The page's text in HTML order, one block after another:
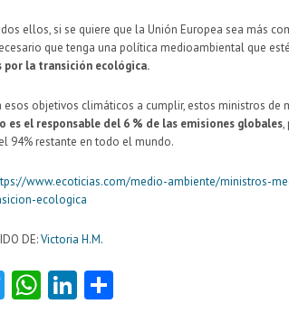
ellos, si se quiere que la Unión Europea sea más
que tenga una política medioambiental que
por la transición ecológica.
esos objetivos climáticos a cumplir, estos ministros de
es el responsable del 6 % de las emisiones globales,
94% restante en todo el mundo.
www.ecoticias.com/medio-ambiente/ministros-
ecologica
DE:Victoria H.M.
T W Li